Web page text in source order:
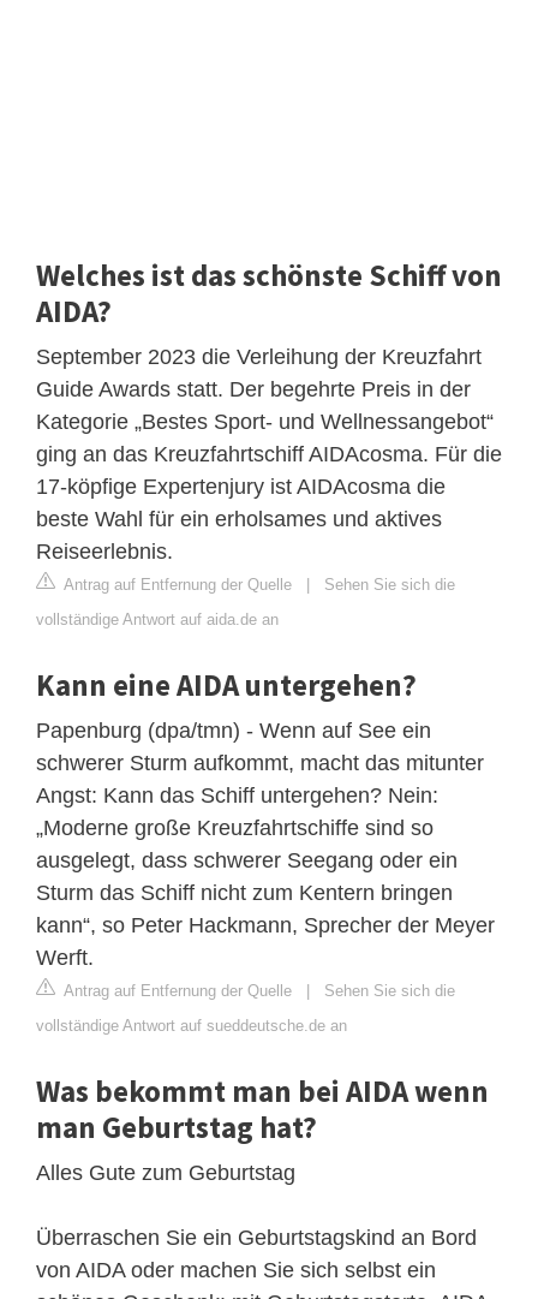
Welches ist das schönste Schiff von
AIDA?
September 2023 die Verleihung der Kreuzfahrt
Guide Awards statt. Der begehrte Preis in der
Kategorie „Bestes Sport- und Wellnessangebot“
ging an das Kreuzfahrtschiff AIDAcosma. Für die
17-köpfige Expertenjury ist AIDAcosma die
beste Wahl für ein erholsames und aktives
Reiseerlebnis.
Antrag auf Entfernung der Quelle | Sehen Sie sich die
vollständige Antwort auf aida.de an
Kann eine AIDA untergehen?
Papenburg (dpa/tmn) - Wenn auf See ein
schwerer Sturm aufkommt, macht das mitunter
Angst: Kann das Schiff untergehen? Nein:
„Moderne große Kreuzfahrtschiffe sind so
ausgelegt, dass schwerer Seegang oder ein
Sturm das Schiff nicht zum Kentern bringen
kann“, so Peter Hackmann, Sprecher der Meyer
Werft.
Antrag auf Entfernung der Quelle | Sehen Sie sich die
vollständige Antwort auf sueddeutsche.de an
Was bekommt man bei AIDA wenn
man Geburtstag hat?
Alles Gute zum Geburtstag
Überraschen Sie ein Geburtstagskind an Bord
von AIDA oder machen Sie sich selbst ein